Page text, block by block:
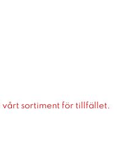
vårt sortiment för tillfället.